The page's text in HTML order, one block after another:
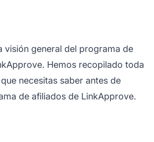
visión general del programa de
Hemos recopilado toda
necesitas saber antes de
de afiliados de LinkApprove.